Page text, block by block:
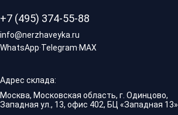
+7 (495) 374-55-88
info@nerzhaveyka.ru
WhatsApp·Telegram·MAX
Адрес склада:
Москва, Московская область, г. Одинцово,
Западная ул., 13, офис 402, БЦ «Западная 13».